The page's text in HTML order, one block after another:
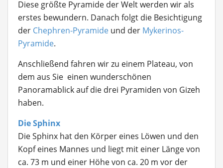
Diese größte Pyramide der Welt werden wir als
erstes bewundern. Danach folgt die Besichtigung
der Chephren-Pyramide und der Mykerinos-
Pyramide.
Anschließend fahren wir zu einem Plateau, von
dem aus Sie einen wunderschönen
Panoramablick auf die drei Pyramiden von Gizeh
haben.
Die Sphinx
Die Sphinx hat den Körper eines Löwen und den
Kopf eines Mannes und liegt mit einer Länge von
ca. 73 m und einer Höhe von ca. 20 m vor der